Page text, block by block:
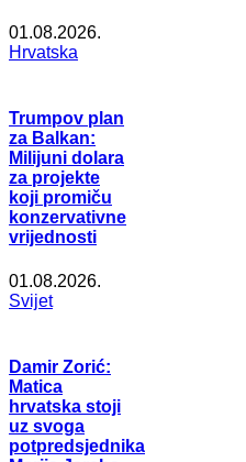
01.08.2026.
Hrvatska
Trumpov plan
za Balkan:
Milijuni dolara
za projekte
koji promiču
konzervativne
vrijednosti
01.08.2026.
Svijet
Damir Zorić:
Matica
hrvatska stoji
uz svoga
potpredsjednika